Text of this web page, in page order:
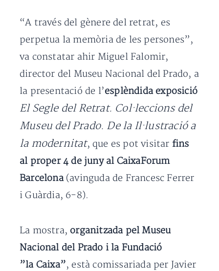
“A través del gènere del retrat, es
perpetua la memòria de les persones”,
va constatar ahir Miguel Falomir,
director del Museu Nacional del Prado, a
la presentació de l’esplèndida exposició
El Segle del Retrat. Col·leccions del
Museu del Prado. De la Il·lustració a
la modernitat, que es pot visitar fins
al proper 4 de juny al CaixaForum
Barcelona(avinguda de Francesc Ferrer
i Guàrdia, 6-8).
La mostra, organitzada pel Museu
Nacional del Prado i la Fundació
”la Caixa”, està comissariada per Javier